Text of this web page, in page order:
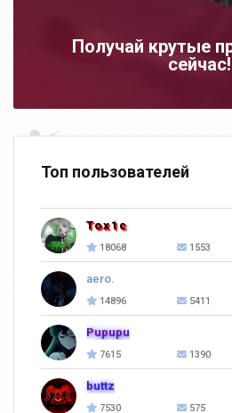
Получай крутые
сейчас!
Топ пользователей
Tox1c
18068 1553
aero.
14896 5411
Pupupu
7615 1390
buttz
7530 575